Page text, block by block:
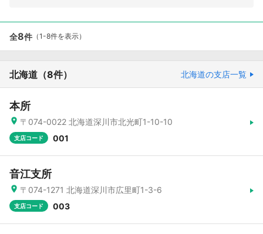
全8件 （1-8件を表示）
北海道 （8件） 北海道の支店一覧
本所
〒074-0022 北海道深川市北光町1-10-10
支店コード 001
音江支所
〒074-1271 北海道深川市広里町1-3-6
支店コード 003